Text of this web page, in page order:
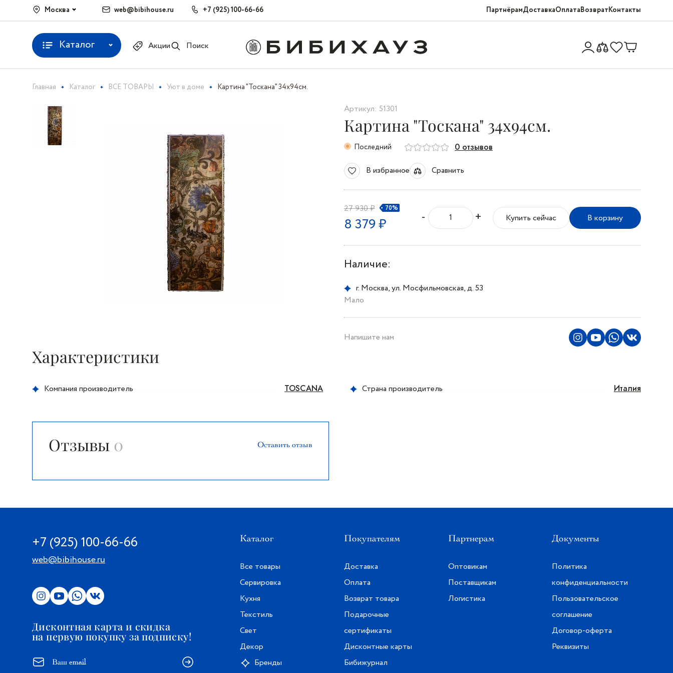
Москва web@bibihouse.ru +7 (925) 100-66-66 ПартнёрамДоставкаОплатаВозвратКонтакты
Каталог Акции Поиск
Главная Каталог ВСЕ ТОВАРЫ Уют в доме Картина "Тоскана" 34x94см.
Артикул: 51301
Картина "Тоскана" 34x94см.
Последний 0 отзывов
В избранное Сравнить
27 930 ₽ 70%
8 379 ₽ - + Купить сейчас В корзину
Наличие:
г. Москва, ул. Мосфильмовская, д. 53
Мало
Напишите нам
Характеристики
Компания производитель TOSCANA Страна производитель Италия
Отзывы 0 Оставить отзыв
+7 (925) 100-66-66
web@bibihouse.ru
Дисконтная карта и скидка
на первую покупку за подписку!
Каталог
Все товары
Сервировка
Кухня
Текстиль
Свет
Декор
Бренды
Покупателям
Доставка
Оплата
Возврат товара
Подарочные
сертификаты
Дисконтные карты
Бибижурнал
Партнерам
Оптовикам
Поставщикам
Логистика
Документы
Политика
конфиденциальности
Пользовательское
соглашение
Договор-оферта
Реквизиты